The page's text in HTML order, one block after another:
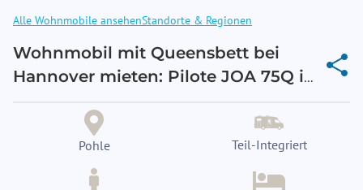
Alle Wohnmobile ansehenStandorte & Regionen
Wohnmobil mit Queensbett bei
Hannover mieten: Pilote JOA 75Q in
Pohle Teil-Integriert